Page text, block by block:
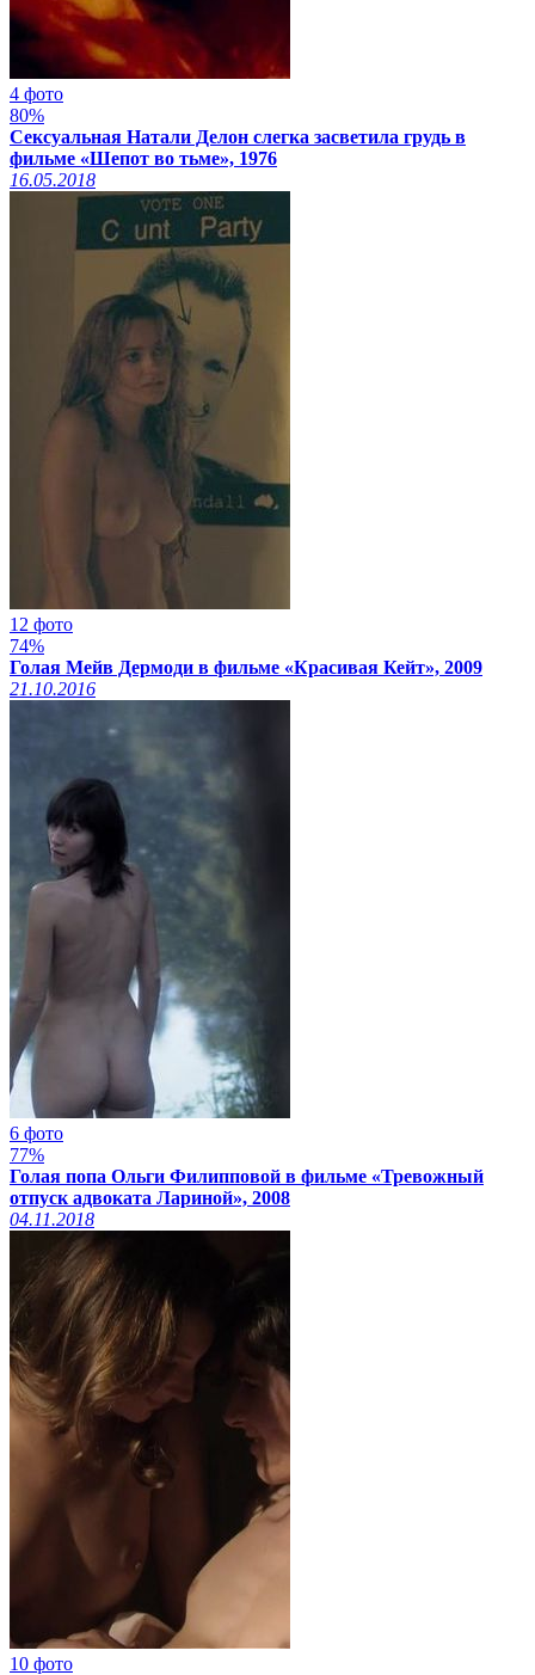
4 фото
80%
Сексуальная Натали Делон слегка засветила грудь в
фильме «Шепот во тьме», 1976
16.05.2018
12 фото
74%
Голая Мейв Дермоди в фильме «Красивая Кейт», 2009
21.10.2016
6 фото
77%
Голая попа Ольги Филипповой в фильме «Тревожный
отпуск адвоката Лариной», 2008
04.11.2018
10 фото